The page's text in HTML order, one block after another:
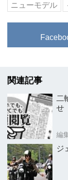
ニューモデル
関連記事
二
せ
編
ジ